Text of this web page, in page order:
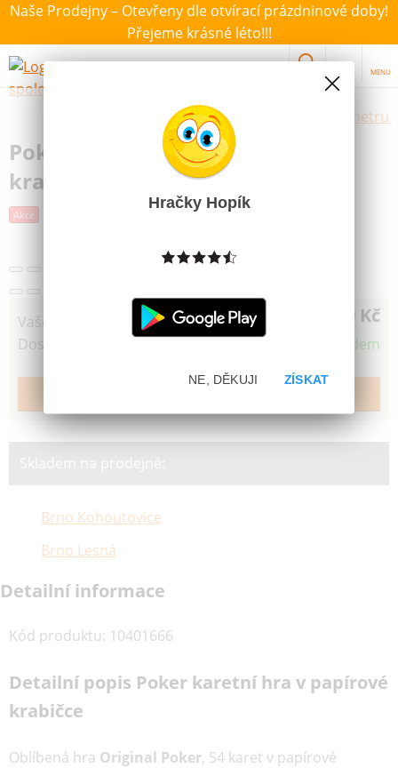
Naše Prodejny – Otevřeny dle otvírací prázdninové doby!
Přejeme krásné léto!!!
MENU
Výběr hraček dle zvoleného parametru
Poker karetní hra v papírové
krabičce
Akce
Vaše cena 99 Kč
Dostupnost Skladem
Skladem na prodejně:
Brno Kohoutovice
Brno Lesná
Detailní informace
Kód produktu: 10401666
Detailní popis Poker karetní hra v papírové
krabičce
Oblíbená hra Original Poker, 54 karet v papírové
Hračky Hopík
ZÍSKAT
NE, DĚKUJI